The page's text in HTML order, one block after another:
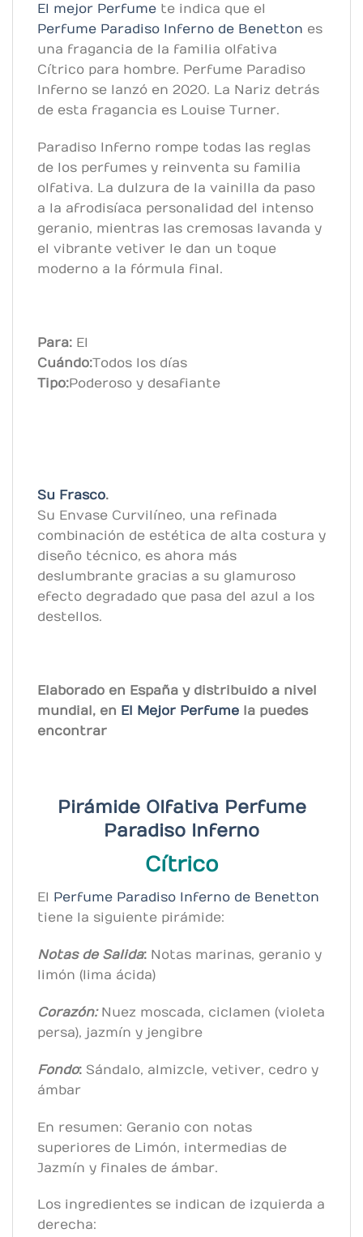
El mejor Perfume te indica que el
Perfume Paradiso Inferno de Benetton es
una fragancia de la familia olfativa
Cítrico para hombre. Perfume Paradiso
Inferno se lanzó en 2020. La Nariz detrás
de esta fragancia es Louise Turner.
Paradiso Inferno rompe todas las reglas
de los perfumes y reinventa su familia
olfativa. La dulzura de la vainilla da paso
a la afrodisíaca personalidad del intenso
geranio, mientras las cremosas lavanda y
el vibrante vetiver le dan un toque
moderno a la fórmula final.
Para: El
Cuándo:Todos los días
Tipo:Poderoso y desafiante
Su Frasco.
Su Envase Curvilíneo, una refinada
combinación de estética de alta costura y
diseño técnico, es ahora más
deslumbrante gracias a su glamuroso
efecto degradado que pasa del azul a los
destellos.
Elaborado en España y distribuido a nivel
mundial, en El Mejor Perfume la puedes
encontrar
Pirámide Olfativa Perfume
Paradiso Inferno
Cítrico
El Perfume Paradiso I nferno de Benetton
tiene la siguiente pirámide:
Notas de Salida: Notas marinas, geranio y
limón (lima ácida)
Corazón:Nuez moscada, ciclamen (violeta
persa), jazmín y jengibre
Fondo: Sándalo, almizcle, vetiver, cedro y
ámbar
En resumen: Geranio con notas
superiores de Limón, intermedias de
Jazmín y finales de ámbar.
Los ingredientes se indican de izquierda a
derecha: